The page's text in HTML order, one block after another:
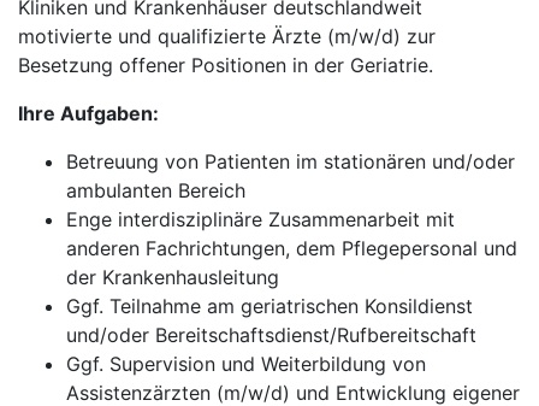
Kliniken und Krankenhäuser deutschlandweit
motivierte und qualifizierte Ärzte (m/w/d) zur
Besetzung offener Positionen in der Geriatrie.
Ihre Aufgaben:
Betreuung von Patienten im stationären und/oder
ambulanten Bereich
Enge interdisziplinäre Zusammenarbeit mit
anderen Fachrichtungen, dem Pflegepersonal und
der Krankenhausleitung
Ggf. Teilnahme am geriatrischen Konsildienst
und/oder Bereitschaftsdienst/Rufbereitschaft
Ggf. Supervision und Weiterbildung von
Assistenzärzten (m/w/d) und Entwicklung eigener